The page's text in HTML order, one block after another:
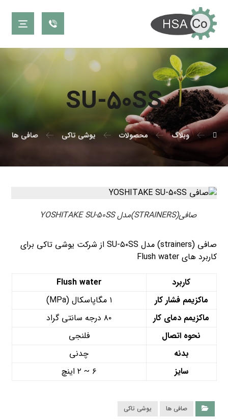
SU-۵۰SS
وبلاگ محصولات یوشی تاکی صافی ها
صافی(STRAINERS)مدل YOSHITAKE SU-۵۰SS
صافی (strainers) مدل SU-۵۰SS از شرکت یوشی تاکی برای
کاربرد های Flush water
کاربرد
Flush water
ماکزیمم فشار کار
۱ مگاپاسکال (MPa)
ماکزیمم دمای کار
۸۰ درجه سانتی گراد
نحوه اتصال
فلنجی
بدنه
چدنی
سایز
۶ ~ ۲ اینچ
صافی ها یوشی تاکی